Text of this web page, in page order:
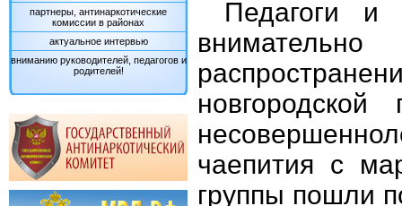
партнеры, антинаркотические
комиссии в районах
актуальное интервью
вниманию руководителей, педагогов и
родителей!
Педагоги и
чаепития с
группы пошли